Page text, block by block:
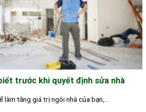
trước khi quyết định sửa nhà
tăng giá trị ngôi nhà của bạn,...